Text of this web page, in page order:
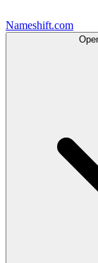
Nameshift.com